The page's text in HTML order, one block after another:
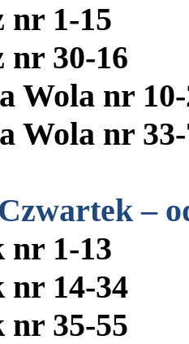
nr 1-15
nr 30-16
Wola nr
Wola nr
–
nr 1-13
nr 14-34
nr 35-55